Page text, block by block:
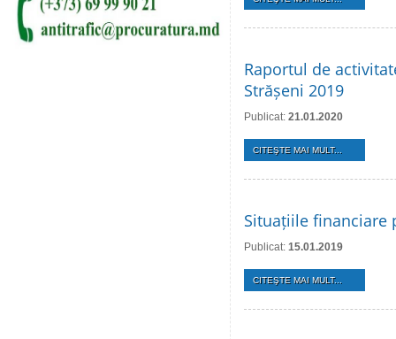
Raportul de
Strășeni 2019
Publicat: 21.01.2020
CITEŞTE MAI MULT...
Situațiile financiare
Publicat: 15.01.2019
CITEŞTE MAI MULT...